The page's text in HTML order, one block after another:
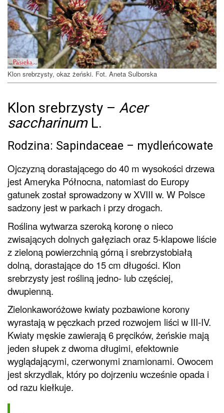
Klon srebrzysty, okaz żeński. Fot. Aneta Sulborska
Klon srebrzysty – Acer
saccharinumL.
Rodzina: Sapindaceae – mydleńcowate
Ojczyzną dorastającego do 40 m wysokości drzewa
jest Ameryka Północna, natomiast do Europy
gatunek został sprowadzony w XVIII w. W Polsce
sadzony jest w parkach i przy drogach.
Roślina wytwarza szeroką koronę o nieco
zwisających dolnych gałęziach oraz 5-klapowe liście
z zieloną powierzchnią górną i srebrzystobiałą
dolną, dorastające do 15 cm długości. Klon
srebrzysty jest rośliną jedno- lub częściej,
dwupienną.
Zielonkaworóżowe kwiaty pozbawione korony
wyrastają w pęczkach przed rozwojem liści w III-IV.
Kwiaty męskie zawierają 6 pręcików, żeńskie mają
jeden słupek z dwoma długimi, efektownie
wyglądającymi, czerwonymi znamionami. Owocem
jest skrzydlak, który po dojrzeniu wcześnie opada i
od razu kiełkuje.